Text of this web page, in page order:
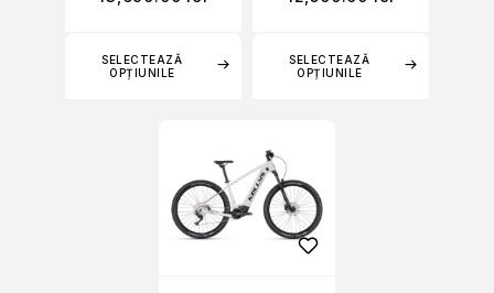
SELECTEAZĂ
OPȚIUNILE
SELECTEAZĂ
OPȚIUNILE